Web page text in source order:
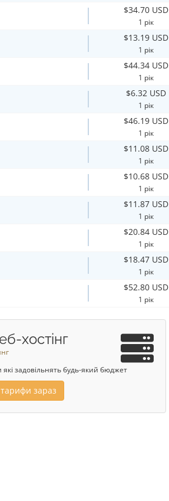
$34.70 USD
1 рік
$13.19 USD
1 рік
$44.34 USD
1 рік
$6.32 USD
1 рік
$46.19 USD
1 рік
$11.08 USD
1 рік
$10.68 USD
1 рік
$11.87 USD
1 рік
$20.84 USD
1 рік
$18.47 USD
1 рік
$52.80 USD
1 рік
хостінг
задовільнять будь-який бюджет
зараз